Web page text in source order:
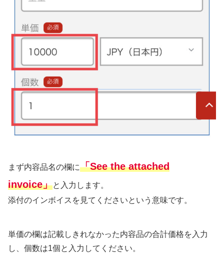
まず内容品名の欄に「See the attached
invoice」と入力します。
添付のインボイスを見てくださいという意味です。
単価の欄は記載しきれなかった内容品の合計価格を入力
し、個数は1個と入力してください。